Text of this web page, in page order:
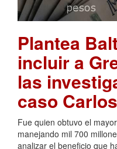
Plantea
incluir a
las
caso
Fue quien obtuvo el
manejando mil 700
analizar el beneficio que